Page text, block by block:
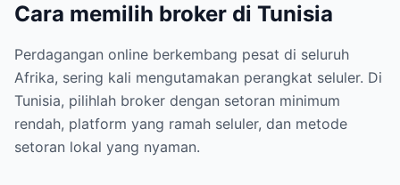
Cara memilih broker di Tunisia
Perdagangan online berkembang pesat di seluruh
Afrika, sering kali mengutamakan perangkat seluler. Di
Tunisia, pilihlah broker dengan setoran minimum
rendah, platform yang ramah seluler, dan metode
setoran lokal yang nyaman.